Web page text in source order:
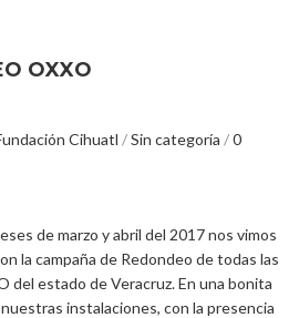
OXXO
Cihuatl /Sin categoría /0
de marzo y abril del 2017 nos vimos
la campaña de Redondeo de todas las
del estado de Veracruz. En una bonita
instalaciones, con la presencia